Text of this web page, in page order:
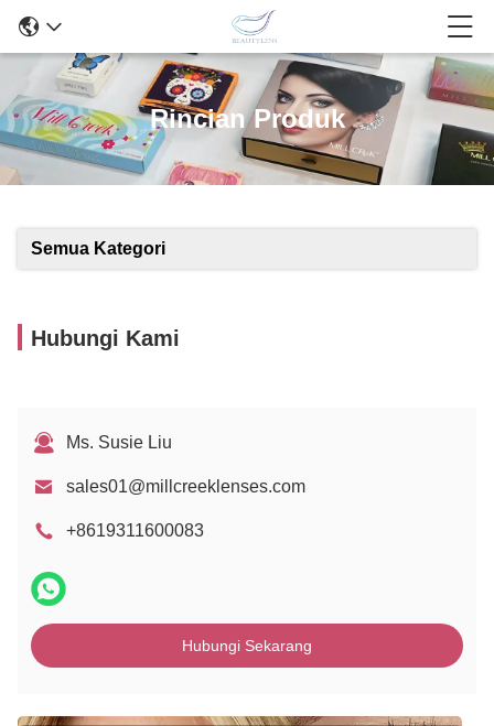
Rincian Produk
Semua Kategori
Hubungi Kami
Ms. Susie Liu
sales01@millcreeklenses.com
+8619311600083
Hubungi Sekarang